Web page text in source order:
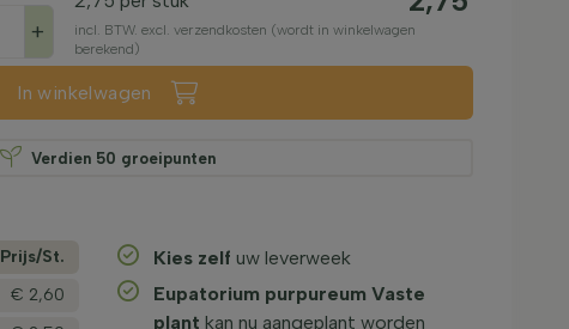
+
incl. BTW. excl. verzendkosten (wordt in winkelwagen
berekend)
In winkelwagen
Verdien 50 groeipunten
Prijs/­St.
€ 2,60
Kies zelf uw leverweek
Eupatorium purpureum Vaste
plant kan nu aangeplant worden